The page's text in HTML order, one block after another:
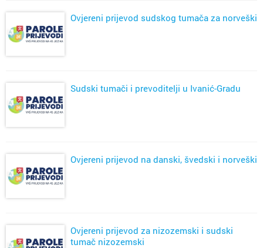
Ovjereni prijevod sudskog tumača za norveški
Sudski tumači i prevoditelji u Ivanić-Gradu
Ovjereni prijevod na danski, švedski i norveški
Ovjereni prijevod za nizozemski i sudski
tumač nizozemski